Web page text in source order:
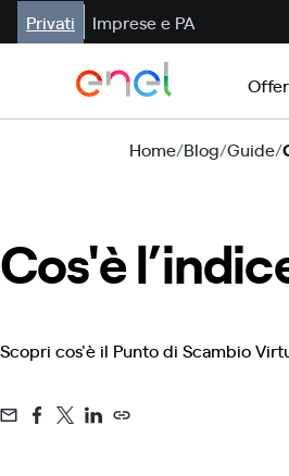
Privati Imprese e PA
Home/Blog/Guide/
Cos'è
Scopri cos'è il Punto di Scambio